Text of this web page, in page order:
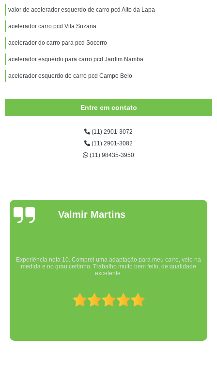
valor de acelerador esquerdo de carro pcd Alto da Lapa
acelerador carro pcd Vila Suzana
acelerador do carro para pcd Socorro
acelerador esquerdo para carro pcd Jardim Namba
acelerador esquerdo do carro pcd Campo Belo
Entre em contato
(11) 2901-3072
(11) 2901-3082
(11) 98435-3950
Valmir Martins
Experiência nota 10. Comprei uma adaptação para meu carro, veio na
medida e no grau certinho. Trabalho muito bem feito, de qualidade
excelente.